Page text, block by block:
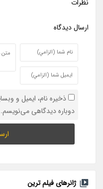
نظرات
ارسال ديدگاه
ذخیره نام، ایمیل و
دوباره دیدگاهی می‌نویسم.
ژانرهای فیلم ترین